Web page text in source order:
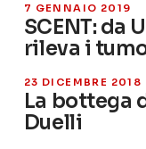
7 GENNAIO 2019
SCENT: da
rileva i
23 DICEMBRE 2018
La bottega
Duelli